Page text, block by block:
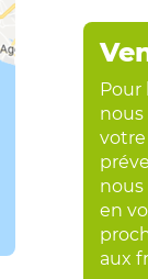
Pour
nous
votre
nous
en
aux